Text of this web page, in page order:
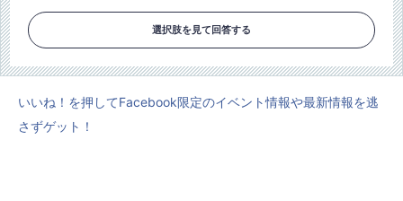
選択肢を見て回答する
いいね！を押してFacebook限定のイベント情報や最新情報を逃
さずゲット！